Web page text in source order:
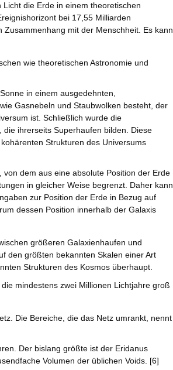
die Erde in einem theoretischen
bei 17,55 Milliarden
mit der Menschheit. Es kann
wie theoretischen Astronomie und
in einem ausgedehnten,
Gasnebeln und Staubwolken besteht, der
ist. Schließlich wurde die
ihrerseits Superhaufen bilden. Diese
Strukturen des Universums
dem aus eine absolute Position der Erde
in gleicher Weise begrenzt. Daher kann
zur Position der Erde in Bezug auf
dessen Position innerhalb der Galaxis
größeren Galaxienhaufen und
den größten bekannten Skalen einer Art
Strukturen des Kosmos überhaupt.
mindestens zwei Millionen Lichtjahre groß
Die Bereiche, die das Netz umrankt, nennt
Der bislang größte ist der Eridanus
Volumen der üblichen Voids. [6]